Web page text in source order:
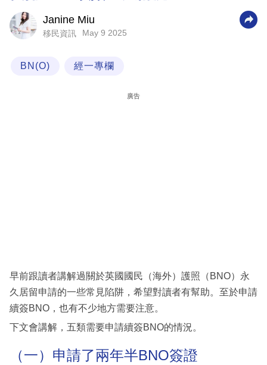
商
業
技
閱
專
區
Janine Miu
移民資訊 May 9 2025
BN(O) 經一專欄
廣告
早前跟讀者講解過關於英國國民（海外）護照（BNO）永
久居留申請的一些常見陷阱，希望對讀者有幫助。至於申請
續簽BNO，也有不少地方需要注意。
下文會講解，五類需要申請續簽BNO的情況。
（一）申請了兩年半BNO簽證